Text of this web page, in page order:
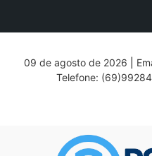
09 de agosto de 2026
Telefone: